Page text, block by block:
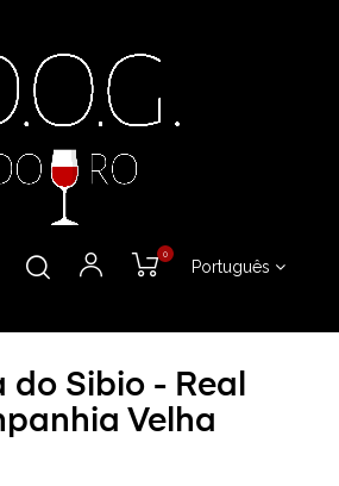
Português
0
do Sibio - Real
Velha